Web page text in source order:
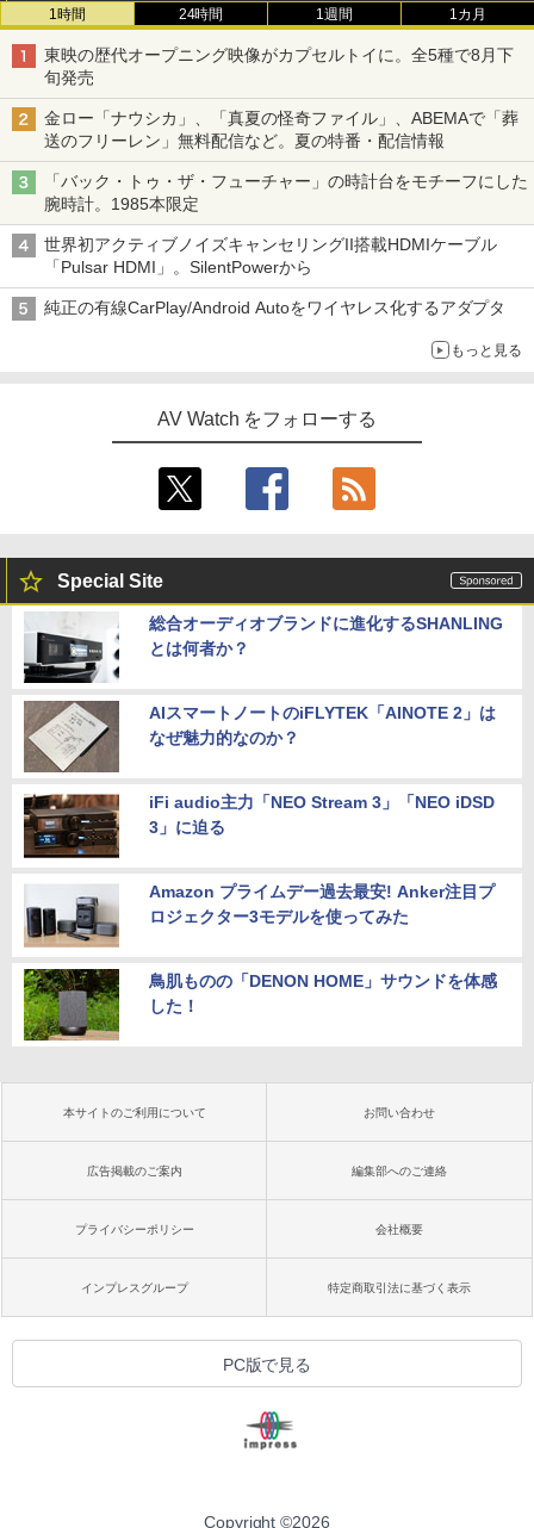
1時間 24時間 1週間 1カ月
東映の歴代オープニング映像がカプセルトイに。全5種で8月下
旬発売
金ロー「ナウシカ」、「真夏の怪奇ファイル」、ABEMAで「葬
送のフリーレン」無料配信など。夏の特番・配信情報
「バック・トゥ・ザ・フューチャー」の時計台をモチーフにした
腕時計。1985本限定
世界初アクティブノイズキャンセリングII搭載HDMIケーブル
「Pulsar HDMI」。SilentPowerから
純正の有線CarPlay/Android Autoをワイヤレス化するアダプタ
もっと見る
AV Watch をフォローする
Special Site
総合オーディオブランドに進化するSHANLING
とは何者か？
AIスマートノートのiFLYTEK「AINOTE 2」は
なぜ魅力的なのか？
iFi audio主力「NEO Stream 3」「NEO iDSD
3」に迫る
Amazon プライムデー過去最安! Anker注目プ
ロジェクター3モデルを使ってみた
鳥肌ものの「DENON HOME」サウンドを体感
した！
本サイトのご利用について お問い合わせ
広告掲載のご案内 編集部へのご連絡
プライバシーポリシー 会社概要
インプレスグループ 特定商取引法に基づく表示
PC版で見る
Copyright ©2026